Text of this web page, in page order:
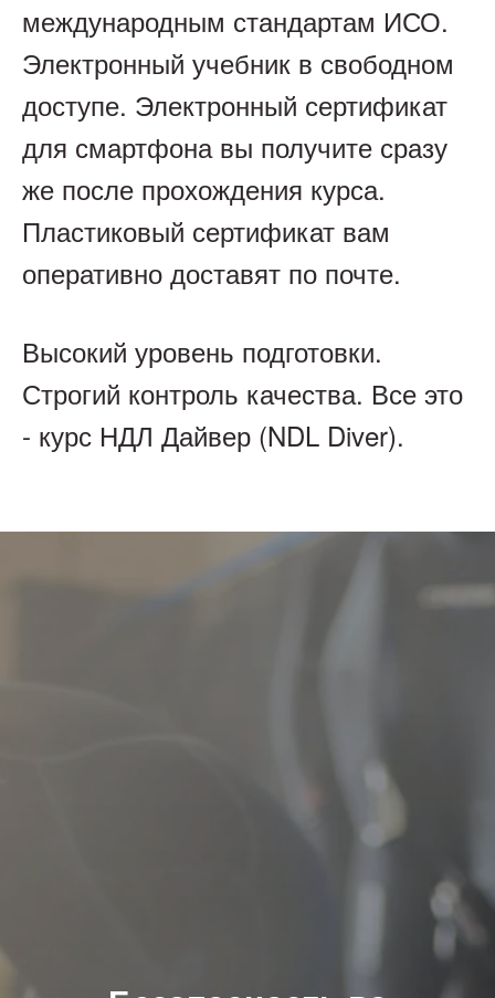
международным стандартам ИСО.
Электронный учебник в свободном
доступе. Электронный сертификат
для смартфона вы получите сразу
же после прохождения курса.
Пластиковый сертификат вам
оперативно доставят по почте.
Высокий уровень подготовки.
Строгий контроль качества. Все это
- курс НДЛ Дайвер (NDL Diver).